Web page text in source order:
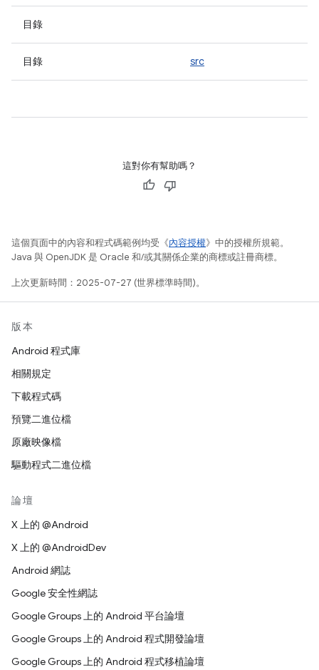
目錄
目錄 src
這對你有幫助嗎？
這個頁面中的內容和程式碼範例均受《內容授權》中的授權所規範。
Java 與 OpenJDK 是 Oracle 和/或其關係企業的商標或註冊商標。
上次更新時間：2025-07-27 (世界標準時間)。
版本
Android 程式庫
相關規定
下載程式碼
預覽二進位檔
原廠映像檔
驅動程式二進位檔
論壇
X 上的 @Android
X 上的 @AndroidDev
Android 網誌
Google 安全性網誌
Google Groups 上的 Android 平台論壇
Google Groups 上的 Android 程式開發論壇
Google Groups 上的 Android 程式移植論壇